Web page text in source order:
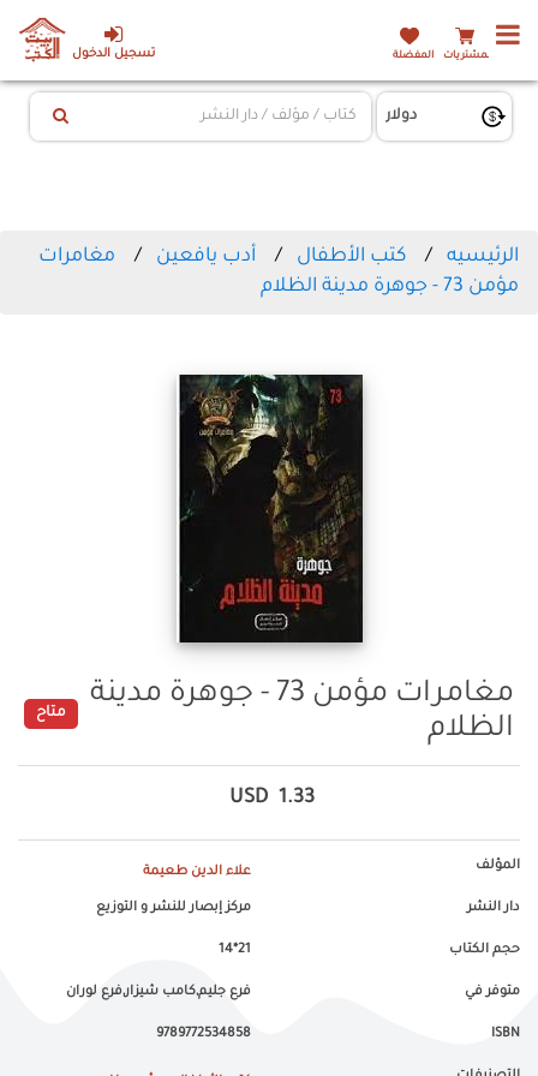
تسجيل الدخول المشتريات المفضلة
الرئيسيه كتب الأطفال أدب يافعين
مغامرات
مؤمن 73 - جوهرة مدينة الظلام
مغامرات مؤمن 73 - جوهرة مدينة
الظلام
متاح
1.33
USD
المؤلف علاء الدين طعيمة
دار النشر مركز إبصار للنشر و التوزيع
حجم الكتاب 21*14
متوفر في فرع جليم,كامب شيزار,فرع لوران
ISBN
9789772534858